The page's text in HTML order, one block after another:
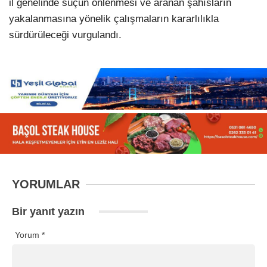
il genelinde suçun önlenmesi ve aranan şahısların
yakalanmasına yönelik çalışmaların kararlılıkla
sürdürüleceği vurgulandı.
YORUMLAR
Bir yanıt yazın
Yorum *